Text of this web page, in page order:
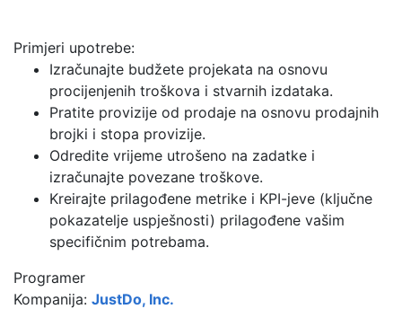
Primjeri upotrebe:
Izračunajte budžete projekata na osnovu
procijenjenih troškova i stvarnih izdataka.
Pratite provizije od prodaje na osnovu prodajnih
brojki i stopa provizije.
Odredite vrijeme utrošeno na zadatke i
izračunajte povezane troškove.
Kreirajte prilagođene metrike i KPI-jeve (ključne
pokazatelje uspješnosti) prilagođene vašim
specifičnim potrebama.
Programer
Kompanija: JustDo, Inc.